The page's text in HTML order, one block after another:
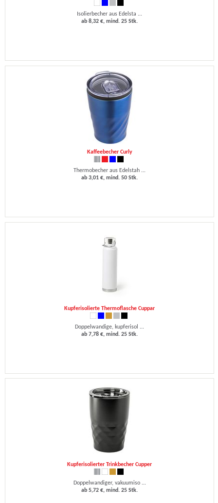
Isolierbecher aus Edelsta ...
ab 8,32 €, mind. 25 Stk.
Kaffeebecher Curly
Thermobecher aus Edelstah ...
ab 3,01 €, mind. 50 Stk.
Kupferisolierte Thermoflasche Cuppar
Doppelwandige, kupferisol ...
ab 7,78 €, mind. 25 Stk.
Kupferisolierter Trinkbecher Cupper
Doppelwandiger, vakuumiso ...
ab 5,72 €, mind. 25 Stk.